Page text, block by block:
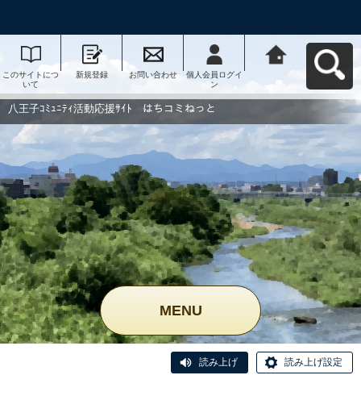
このサイトにつ
いて
新規登録 お問い合わせ
個人会員ログイ
ン
動応援ｻｲﾄ はち
コミねっとへ戻
八王子ｺﾐｭﾆﾃｨ活動応援ｻｲﾄ はちコミねっと
MENU
読み上げ 読み上げ設定